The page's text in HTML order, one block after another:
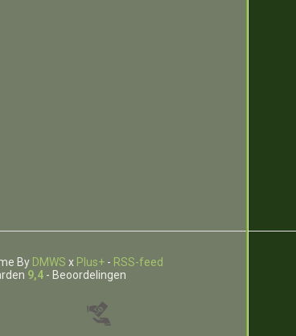
By DMWS x Plus+ - RSS-feed
9,4 - Beoordelingen